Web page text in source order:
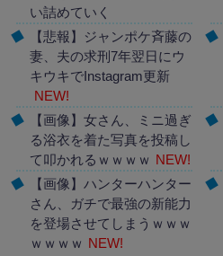
い詰めていく
【悲報】ジャンポケ斉藤の
妻、夫の求刑7年翌日にウ
キウキでInstagram更新
NEW!
【画像】女さん、ミニ過ぎ
る浴衣を着た写真を投稿し
て叩かれるｗｗｗｗ NEW!
【画像】ハンターハンター
さん、ガチで最強の新能力
を登場させてしまうｗｗｗ
ｗｗｗｗ NEW!